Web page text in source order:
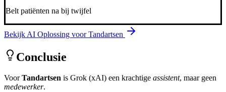
Belt patiënten na bij twijfel
Bekijk AI Oplossing voorTandartsen
Conclusie
VoorTandartsen is Grok (xAI) een krachtige assistent, maar geen
medewerker.